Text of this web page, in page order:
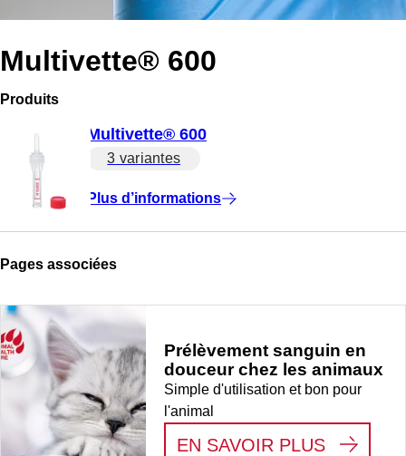
Multivette® 600
Produits
Multivette® 600
3 variantes
Plus d’informations
Pages associées
Prélèvement sanguin en
douceur chez les animaux
Simple d'utilisation et bon pour
l'animal
EN SAVOIR PLUS: